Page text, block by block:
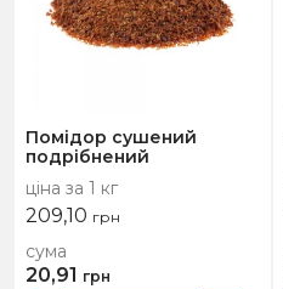
Помідор сушений
подрібнений
ціна за 1 кг
209,10 грн
сума
20,91 грн